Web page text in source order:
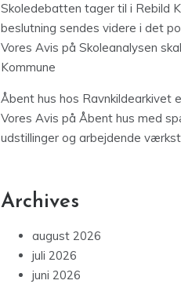
Skoledebatten tager til i Rebild
beslutning sendes videre i det
Vores Avis på Skoleanalysen
Kommune
Åbent hus hos Ravnkildearkivet
Vores Avis på Åbent hus med
udstillinger og arbejdende
Archives
august 2026
juli 2026
juni 2026